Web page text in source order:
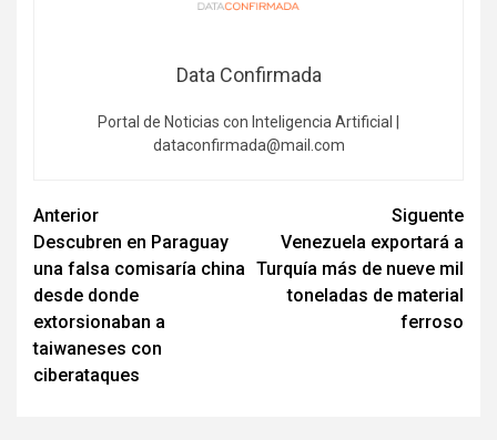
Data Confirmada
Portal de Noticias con Inteligencia Artificial |
dataconfirmada@mail.com
Navegación
de
entradas
Anterior
Descubren en Paraguay
una falsa comisaría china
desde donde
extorsionaban a
taiwaneses con
ciberataques
Siguente
Venezuela exportará a
Turquía más de nueve mil
toneladas de material
ferroso